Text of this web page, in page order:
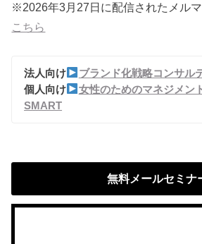
※2026年3月27日に配信されたメル
こちら
法人向け
ブランド化戦略コンサル
個人向け
女性のためのマネジメ
SMART
無料メールセミナ